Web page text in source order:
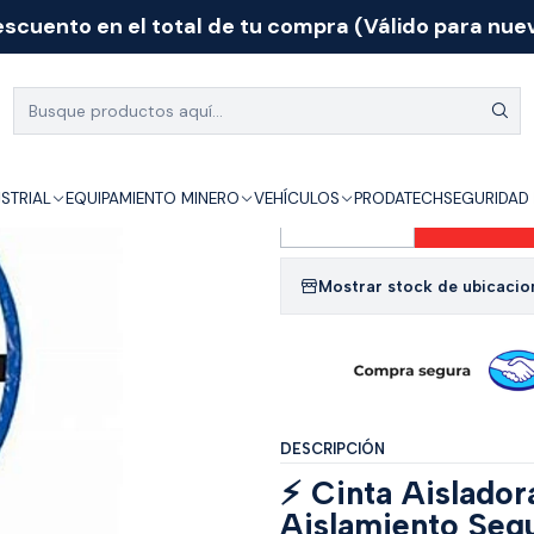
EQUIPAMIENTO MINERO VEHÍCULOS PRODATECH
en el total de tu compra (Válido para
Industrial Accesorios CINTA AISLADORA 3M 19MM AZUL
CINTA
Cantidad
Mostrar stock de
DESCRIPCIÓN
⚡ Cinta
Aislamiento